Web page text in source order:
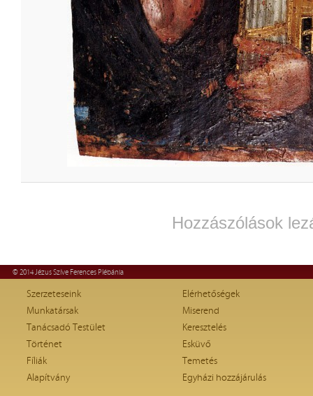
Hozzászólások
© 2014 Jézus Szíve Ferences Plébánia
Szerzeteseink
Munkatársak
Tanácsadó Testület
Történet
Fíliák
Alapítvány
Elérhetőségek
Miserend
Keresztelés
Esküvő
Temetés
Egyházi hozzájárulás